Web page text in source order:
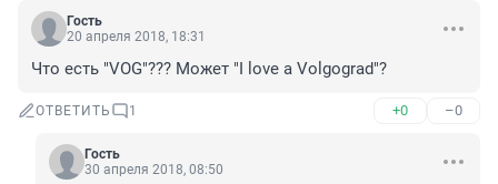
Гость
20 апреля 2018, 18:31
Что есть "VOG"??? Может "I love a Volgograd"?
ОТВЕТИТЬ 1 +0 –0
Гость
30 апреля 2018, 08:50